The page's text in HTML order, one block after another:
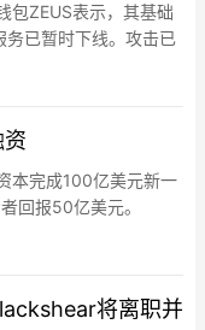
包ZEUS表示，其基础
务已暂时下线。攻击已
服务前保持谨慎。用
闭的客户将在服务恢
环境和Valida…
本完成100亿美元新一
回报50亿美元。
将离职并